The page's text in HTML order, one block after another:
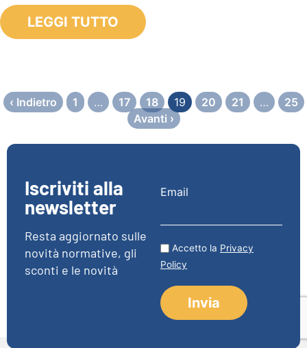
LEGGI TUTTO
‹ Indietro 1 … 17 18 19 20 21 …
25
Avanti ›
Iscriviti alla
newsletter
Resta aggiornato sulle
novità normative, gli
sconti e le novità
Email
Accetto la Privacy
Policy